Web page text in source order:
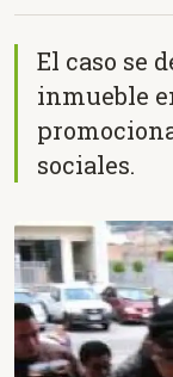
El caso se
inmueble
sociales.